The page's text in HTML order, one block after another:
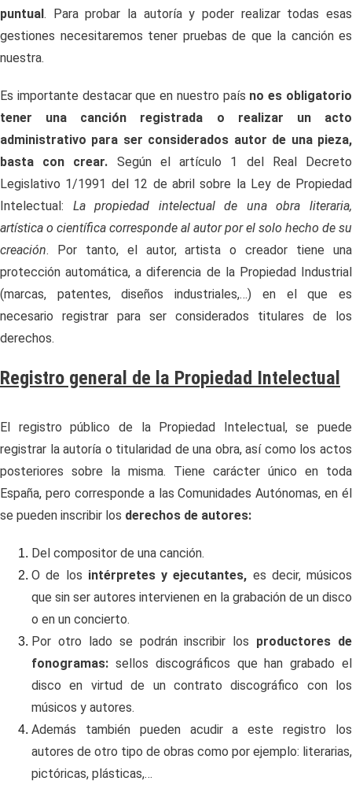
puntual. Para probar la autoría y poder realizar todas esas
gestiones necesitaremos tener pruebas de que la canción es
nuestra.
Es importante destacar que en nuestro país no es obligatorio
tener una canción registrada o realizar un acto
administrativo para ser considerados autor de una pieza,
basta con crear. Según el artículo 1 del Real Decreto
Legislativo 1/1991 del 12 de abril sobre la Ley de Propiedad
Intelectual: La propiedad intelectual de una obra literaria,
artística o científica corresponde al autor por el solo hecho de su
creación. Por tanto, el autor, artista o creador tiene una
protección automática, a diferencia de la Propiedad Industrial
(marcas, patentes, diseños industriales,…) en el que es
necesario registrar para ser considerados titulares de los
derechos.
Registro general de la Propiedad Intelectual
El registro público de la Propiedad Intelectual, se puede
registrar la autoría o titularidad de una obra, así como los actos
posteriores sobre la misma. Tiene carácter único en toda
España, pero corresponde a las Comunidades Autónomas, en él
se pueden inscribir los derechos de autores:
Del compositor de una canción.
O de los intérpretes y ejecutantes, es decir, músicos
que sin ser autores intervienen en la grabación de un disco
o en un concierto.
Por otro lado se podrán inscribir los productores de
fonogramas: sellos discográficos que han grabado el
disco en virtud de un contrato discográfico con los
músicos y autores.
Además también pueden acudir a este registro los
autores de otro tipo de obras como por ejemplo: literarias,
pictóricas, plásticas,…